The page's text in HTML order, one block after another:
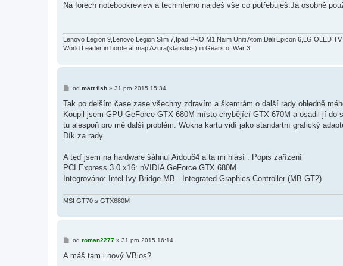
í
e
k
Na forech notebookreview a techinferno najdeš vše co potřebuješ.Já osobně
Lenovo Legion 9,Lenovo Legion Slim 7,Ipad PRO M1,Naim Uniti Atom,Dali Epicon 6,LG OLED TV
World Leader in horde at map Azura(statistics) in Gears of War 3
P
í
p
ě
e
od mart.fish» 31 pro 2015 15:34
Tak po delším čase zase všechny zdravím a škemrám o další rady ohledně
Koupil jsem GPU GeForce GTX 680M místo chybějící GTX 670M a osadil jí
tu alespoň pro mě další problém. Wokna kartu vidí jako standartní grafický
Dík za rady
A teď jsem na hardware šáhnul Aidou64 a ta mi hlásí : Popis zařízení
PCI Express 3.0 x16: nVIDIA GeForce GTX 680M
Integrováno: Intel Ivy Bridge-MB - Integrated Graphics Controller (MB GT2)
MSI GT70 s GTX680M
P
í
od roman2277» 31 pro 2015 16:14
A máš tam i nový VBios?